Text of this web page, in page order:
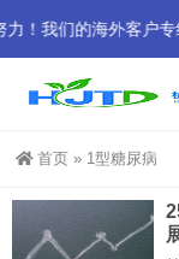
我们的海外客户专
首页 » 1型糖尿病